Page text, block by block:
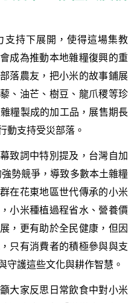
持下展開，使得這場集教
成為推動本地雜糧復興的重
落農友，把小米的故事鋪展
、油芒、樹豆、龍爪稷等珍
糧製成的加工品，展售期長
動支持受災部落。
致詞中特別提及，台灣自加
勢競爭，導致多數本土雜糧
在花東地區世代傳承的小米
小米種植過程省水、營養價
，更有助於全民健康，但因
只有消費者的積極參與與支
守護這些文化與耕作智慧。
大家反思日常飲食中對小米